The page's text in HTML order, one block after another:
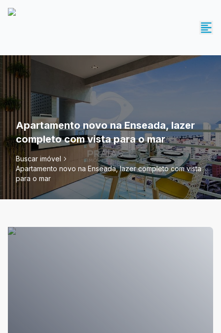
Apartamento novo na Enseada, lazer
completo com vista para o mar
Buscar imóvel
Apartamento novo na Enseada, lazer completo com vista
para o mar